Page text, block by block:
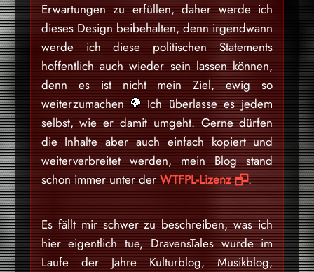
Erwartungen zu erfüllen, daher werde ich
dieses Design beibehalten, denn irgendwann
werde ich diese politischen Statements
hoffentlich auch wieder sein lassen können,
denn es ist nicht mein Ziel, ewig so
weiterzumachen
Ich überlasse es jedem
selbst, wie er damit umgeht. Gerne dürfen
die Inhalte aber auch einfach kopiert und
weiterverbreitet werden, mein Blog stand
schon immer unter der WTFPL-Lizenz .
Es fällt mir schwer zu beschreiben, was ich
hier eigentlich tue, DravensTales wurde im
Laufe der Jahre Kulturblog, Musikblog,